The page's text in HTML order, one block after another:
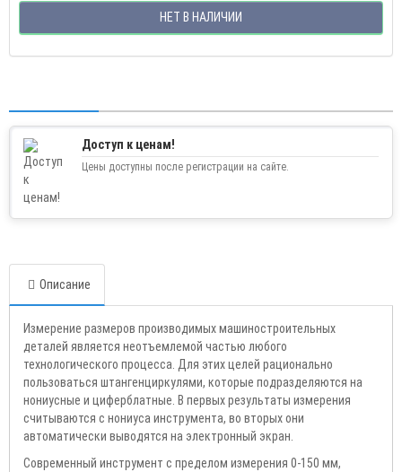
НЕТ В НАЛИЧИИ
Доступ к ценам!
Цены доступны после регистрации на сайте.
Описание
Измерение размеров производимых машиностроительных
деталей является неотъемлемой частью любого
технологического процесса. Для этих целей рационально
пользоваться штангенциркулями, которые подразделяются на
нониусные и циферблатные. В первых результаты измерения
считываются с нониуса инструмента, во вторых они
автоматически выводятся на электронный экран.
Современный инструмент с пределом измерения 0-150 мм,